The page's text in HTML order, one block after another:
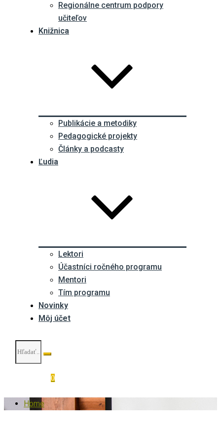
Regionálne centrum podpory
učiteľov
Knižnica
Publikácie a metodiky
Pedagogické projekty
Články a podcasty
Ľudia
Lektori
Účastníci ročného programu
Mentori
Tím programu
Novinky
Môj účet
0
Home